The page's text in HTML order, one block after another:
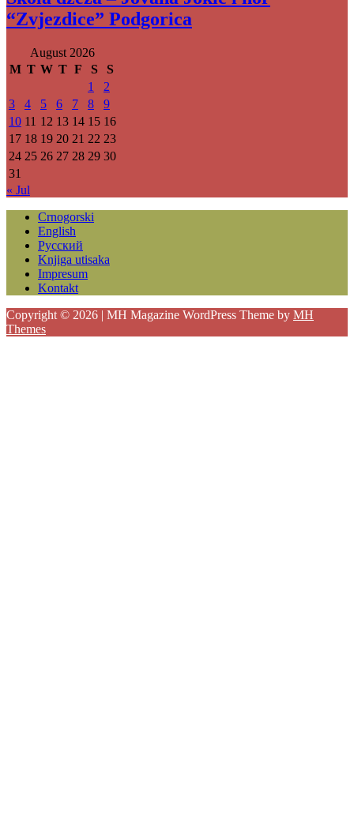
“Zvjezdice” Podgorica
August 2026
M T W T F S
S
1
2
3
4 5 6 7 8
9
10 11 12 13 14 15 16
17 18 19 20 21 22 23
24 25 26 27 28 29 30
31
« Jul
Crnogorski
English
Русский
Knjiga utisaka
Impresum
Kontakt
Copyright © 2026 | MH Magazine WordPress Theme by MH
Themes